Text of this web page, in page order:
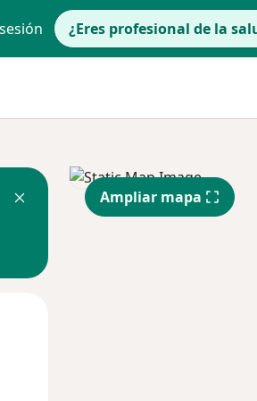
¿Eres profesional de la
Ampliar mapa